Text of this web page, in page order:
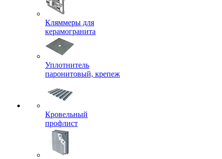
Кляммеры для
керамогранита
Уплотнитель
паронитовый, крепеж
Кровельный
профлист